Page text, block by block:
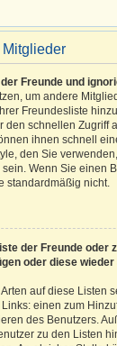
Mitglieder
Freunde und
um andere
Freundesliste
den schnellen Zugriff
ihnen schnell
den Sie
Wenn Sie einen
standardmäßig nicht.
der Freunde oder
oder diese
auf diese Listen
einen zum
des Benutzers.
zu den Listen